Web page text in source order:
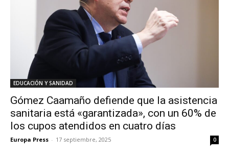
EDUCACIÓN Y SANIDAD
Gómez Caamaño defiende que la asistencia
sanitaria está «garantizada», con un 60% de
los cupos atendidos en cuatro días
Europa Press - 17 septiembre, 2025 0